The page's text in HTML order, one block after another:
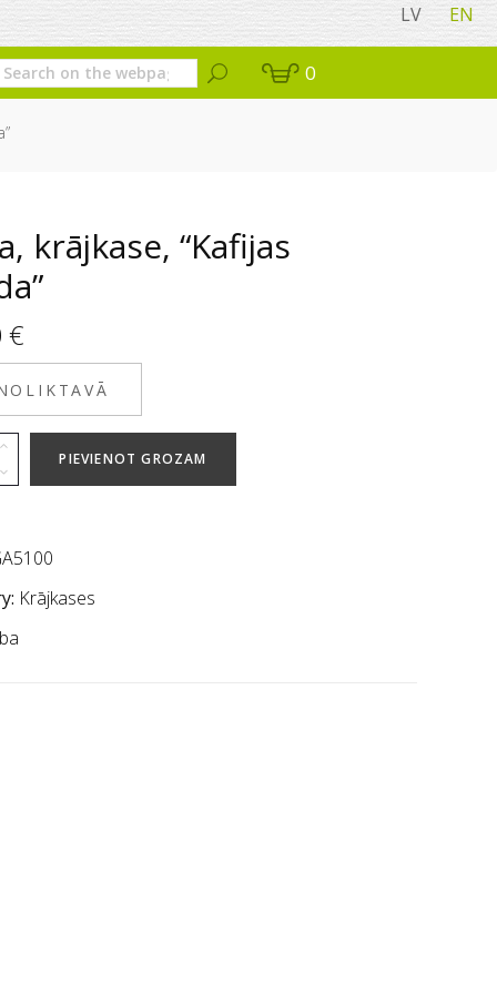
LV EN
0
krājkase, “Kafijas
€
PIEVIENOT GROZAM
Krājkases